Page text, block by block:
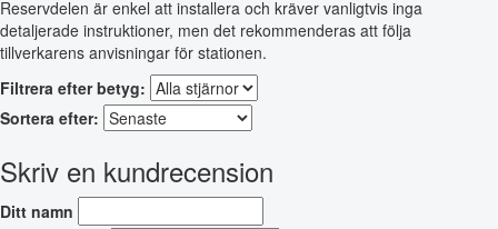
Reservdelen är enkel att installera och kräver vanligtvis inga
detaljerade instruktioner, men det rekommenderas att följa
tillverkarens anvisningar för stationen.
Filtrera efter betyg:
Sortera efter:
Skriv en kundrecension
Ditt namn